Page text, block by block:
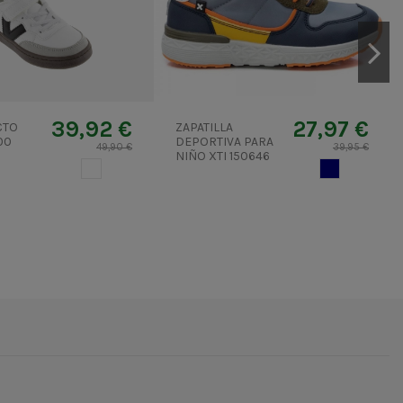
39,92 €
49,90 €
ZAPATILLA
DEPORTIVA PARA
NIÑO XTI 150646
27,97 €
39,95 €